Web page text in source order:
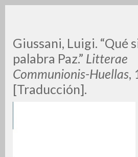
Giussani, Luigi. “Qué
palabra Paz.” Litterae
Communionis-Huellas,
[Traducción].